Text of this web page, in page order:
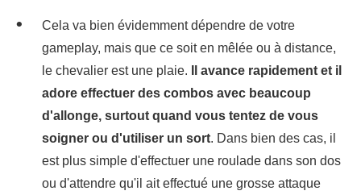
Cela va bien évidemment dépendre de votre
gameplay, mais que ce soit en mêlée ou à distance,
le chevalier est une plaie.
Il avance rapidement et il
adore effectuer des combos avec beaucoup
d'allonge, surtout quand vous tentez de vous
soigner ou d'utiliser un sort. Dans bien des cas, il
est plus simple d'effectuer une roulade dans son dos
ou d'attendre qu'il ait effectué une grosse attaque